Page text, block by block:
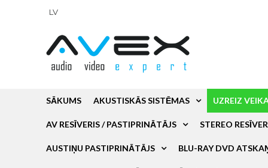
LV
SĀKUMS AKUSTISKĀS SISTĒMAS UZREIZ
AV RESĪVERIS / PASTIPRINĀTĀJS STEREO
AUSTIŅU PASTIPRINĀTĀJS BLU-RAY DVD